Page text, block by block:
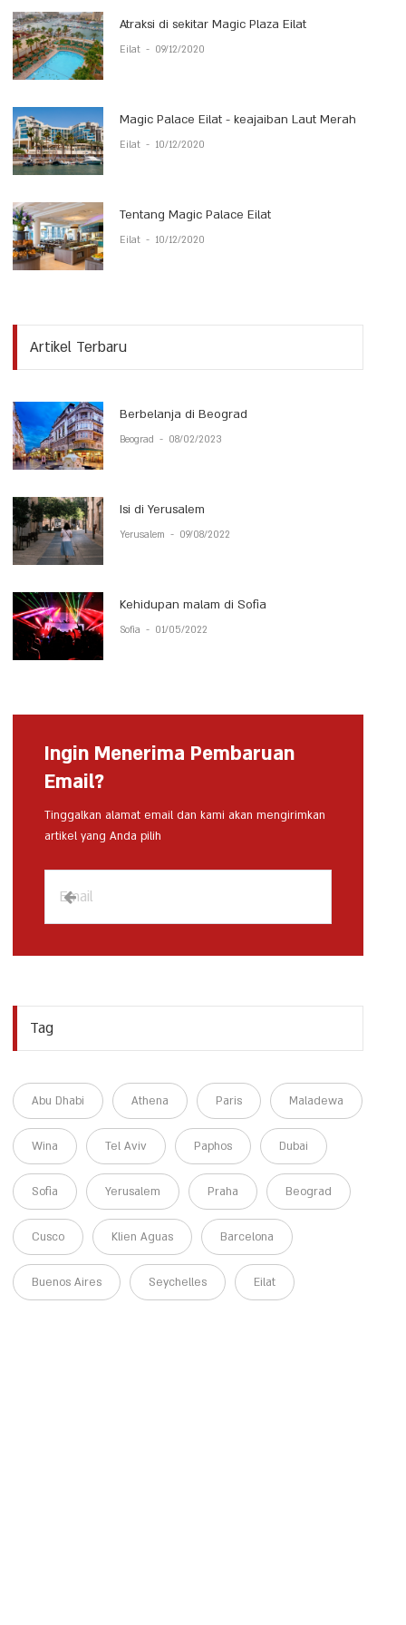
Atraksi di sekitar Magic Plaza Eilat
Eilat - 09/12/2020
Magic Palace Eilat - keajaiban Laut Merah
Eilat - 10/12/2020
Tentang Magic Palace Eilat
Eilat - 10/12/2020
Artikel Terbaru
Berbelanja di Beograd
Beograd - 08/02/2023
Isi di Yerusalem
Yerusalem - 09/08/2022
Kehidupan malam di Sofia
Sofia - 01/05/2022
Ingin Menerima Pembaruan
Email?
Tinggalkan alamat email dan kami akan mengirimkan
artikel yang Anda pilih
Tag
Abu Dhabi Athena Paris Maladewa
Wina Tel Aviv Paphos Dubai
Sofia Yerusalem Praha Beograd
Cusco Klien Aguas Barcelona
Buenos Aires Seychelles Eilat